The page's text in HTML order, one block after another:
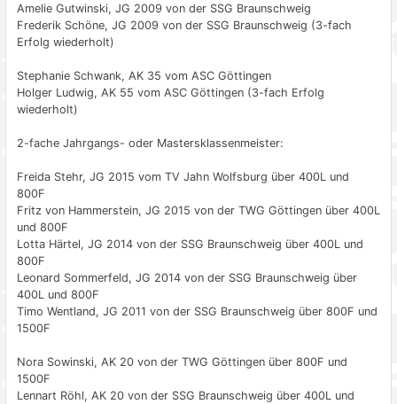
Amelie Gutwinski, JG 2009 von der SSG Braunschweig
Frederik Schöne, JG 2009 von der SSG Braunschweig (3-fach
Erfolg wiederholt)
Stephanie Schwank, AK 35 vom ASC Göttingen
Holger Ludwig, AK 55 vom ASC Göttingen (3-fach Erfolg
wiederholt)
2-fache Jahrgangs- oder Mastersklassenmeister:
Freida Stehr, JG 2015 vom TV Jahn Wolfsburg über 400L und
800F
Fritz von Hammerstein, JG 2015 von der TWG Göttingen über 400L
und 800F
Lotta Härtel, JG 2014 von der SSG Braunschweig über 400L und
800F
Leonard Sommerfeld, JG 2014 von der SSG Braunschweig über
400L und 800F
Timo Wentland, JG 2011 von der SSG Braunschweig über 800F und
1500F
Nora Sowinski, AK 20 von der TWG Göttingen über 800F und
1500F
Lennart Röhl, AK 20 von der SSG Braunschweig über 400L und